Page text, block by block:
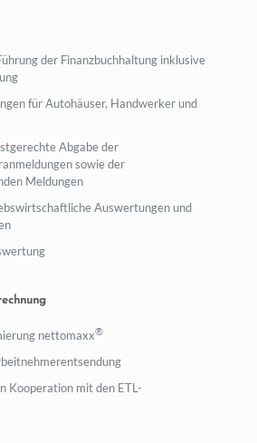
der Finanzbuchhaltung inklusive
für Autohäuser, Handwerker und
Abgabe der
sowie der
Meldungen
Auswertungen und
nettomaxx®
Kooperation mit den ETL-